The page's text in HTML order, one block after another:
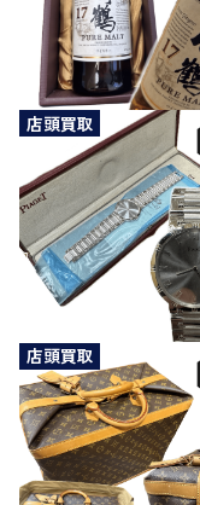
店頭買取
店頭買取